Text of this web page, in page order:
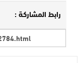
رابط المشاركة :